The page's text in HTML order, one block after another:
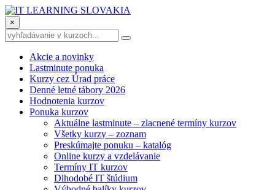
×
Akcie a novinky
Lastminute ponuka
Kurzy cez Úrad práce
Denné letné tábory 2026
Hodnotenia kurzov
Ponuka kurzov
Aktuálne lastminute – zlacnené termíny kurzov
Všetky kurzy – zoznam
Preskúmajte ponuku – katalóg
Online kurzy a vzdelávanie
Termíny IT kurzov
Dlhodobé IT štúdium